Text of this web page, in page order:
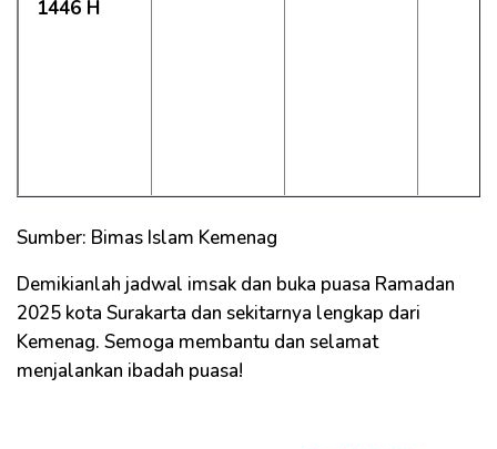
1446 H
Sumber: Bimas Islam Kemenag
Demikianlah jadwal imsak dan buka puasa Ramadan
2025 kota Surakarta dan sekitarnya lengkap dari
Kemenag. Semoga membantu dan selamat
menjalankan ibadah puasa!